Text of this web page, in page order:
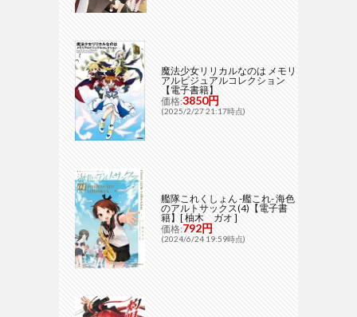
魔法少女リリカルなのは メモリ
アルビジュアルコレクション
【電子書籍】
価格:3850円
(2025/2/27 21:17時点)
艦隊これくしょん -艦これ- 海色
のアルトサックス(4)【電子書
籍】[ 柚木 ガオ ]
価格:792円
(2024/6/24 19:59時点)